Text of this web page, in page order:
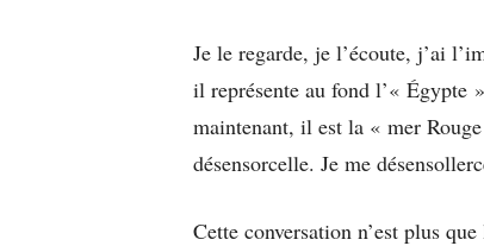
Je le regarde, je l’écoute, j’ai
il représente au fond l’« Égypte
maintenant, il est la « mer
désensorcelle. Je me
Cette conversation n’est plus